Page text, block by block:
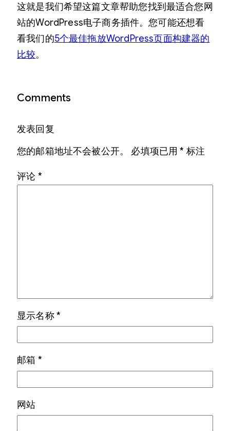
这就是我们希望这篇文章帮助您找到最适合您网
站的WordPress电子商务插件。您可能还想看
看我们的5个最佳拖放WordPress页面构建器的
比较。
Comments
发表回复
您的邮箱地址不会被公开。
必填项已用* 标注
评论 *
显示名称*
邮箱 *
网站